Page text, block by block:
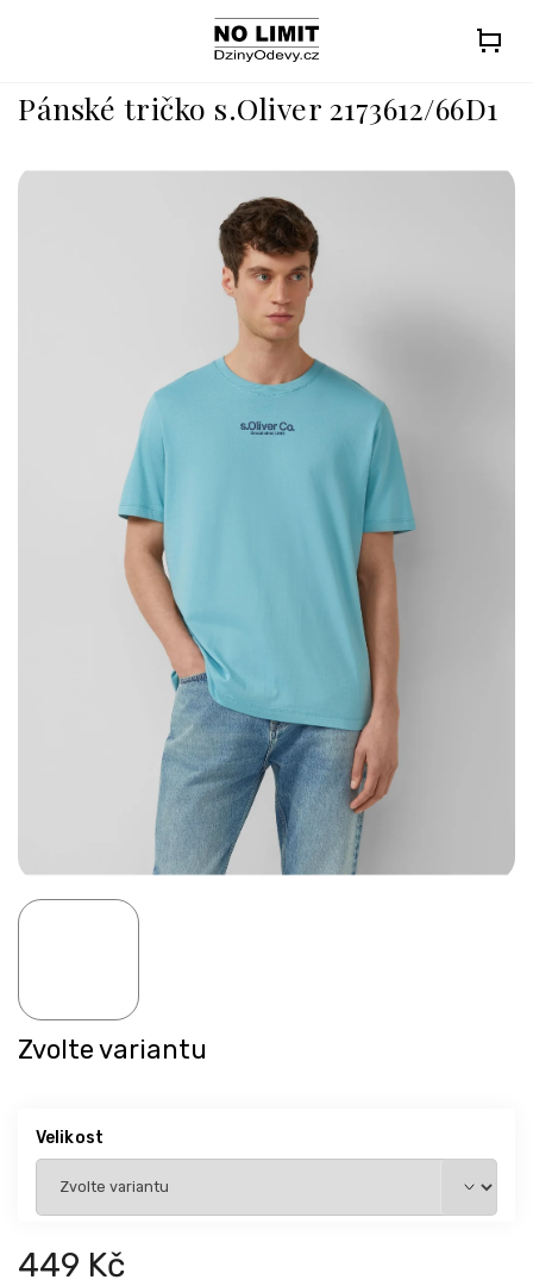
Pánské tričko s.Oliver 2173612/66D1
449 Kč
Zvolte variantu
Velikost